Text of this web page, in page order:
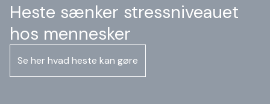
Heste sænker stressniveauet
hos mennesker
Se her hvad heste kan gøre